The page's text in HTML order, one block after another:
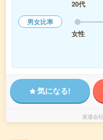
20代
男女比率
女性
気になる!
派遣会社